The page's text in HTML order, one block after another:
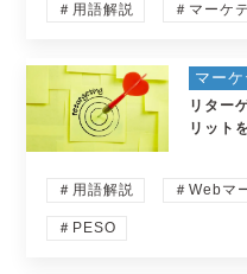
＃用語解説 ＃マーケ
マー
リター
リット
＃用語解説 ＃Webマ
＃PESO